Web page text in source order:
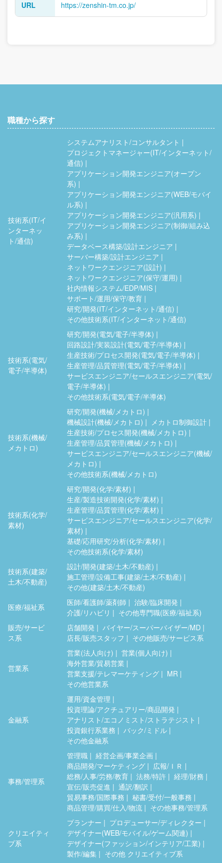
URL https://zenshin-tm.co.jp/
職種から探す
技術系(IT/イ
ンターネッ
ト/通信)
システムアナリスト/コンサルタント
プロジェクトマネージャー(IT/インターネット/
通信)
アプリケーション開発エンジニア(オープン
系)
アプリケーション開発エンジニア(WEB/モバイ
ル系)
アプリケーション開発エンジニア(汎用系)
アプリケーション開発エンジニア(制御/組み込
み系)
データベース構築/設計エンジニア
サーバー構築/設計エンジニア
ネットワークエンジニア(設計)
ネットワークエンジニア(保守/運用)
社内情報システム/EDP/MIS
サポート/運用/保守/教育
研究/開発(IT/インターネット/通信)
その他技術系(IT/インターネット/通信)
技術系(電気/
電子/半導体)
研究/開発(電気/電子/半導体)
回路設計/実装設計(電気/電子/半導体)
生産技術/プロセス開発(電気/電子/半導体)
生産管理/品質管理(電気/電子/半導体)
サービスエンジニア/セールスエンジニア(電気/
電子/半導体)
その他技術系(電気/電子/半導体)
技術系(機械/
メカトロ)
研究/開発(機械/メカトロ)
機械設計(機械/メカトロ)
メカトロ制御設計
生産技術/プロセス開発(機械/メカトロ)
生産管理/品質管理(機械/メカトロ)
サービスエンジニア/セールスエンジニア(機械/
メカトロ)
その他技術系(機械/メカトロ)
技術系(化学/
素材)
研究/開発(化学/素材)
生産/製造技術開発(化学/素材)
生産管理/品質管理(化学/素材)
サービスエンジニア/セールスエンジニア(化学/
素材)
基礎/応用研究/分析(化学/素材)
その他技術系(化学/素材)
技術系(建築/
土木/不動産)
設計/開発(建築/土木/不動産)
施工管理/設備工事(建築/土木/不動産)
その他(建築/土木/不動産)
医療/福祉系
医師/看護師/薬剤師
治験/臨床開発
介護/リハビリ
その他専門職(医療/福祉系)
販売/サービ
ス系
店舗開発
バイヤー/スーパーバイザー/MD
店長/販売スタッフ
その他販売/サービス系
営業系
営業(法人向け)
営業(個人向け)
海外営業/貿易営業
営業支援/テレマーケティング
MR
その他営業系
金融系
運用/資金管理
投資理論/アクチュアリー/商品開発
アナリスト/エコノミスト/ストラテジスト
投資銀行系業務
バック/ミドル
その他金融系
事務/管理系
管理職
経営企画/事業企画
商品開発/マーケティング
広報/ＩＲ
総務/人事/労務/教育
法務/特許
経理/財務
宣伝/販売促進
通訳/翻訳
貿易事務/国際事務
秘書/受付/一般事務
商品管理/購買/仕入/物流
その他事務/管理系
クリエイティ
ブ系
プランナー
プロデューサー/ディレクター
デザイナー(WEB/モバイル/ゲーム関連)
デザイナー(ファッション/インテリア/工業)
製作/編集
その他 クリエイティブ系